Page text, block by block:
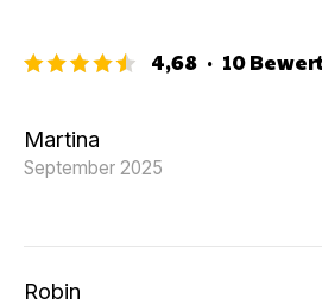
4,68 · 10
Martina
September 2025
Robin